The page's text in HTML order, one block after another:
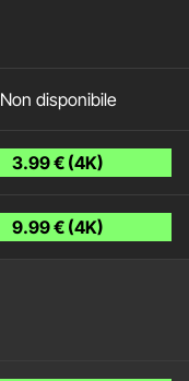
Non disponibile
3.99 € (4K)
9.99 € (4K)